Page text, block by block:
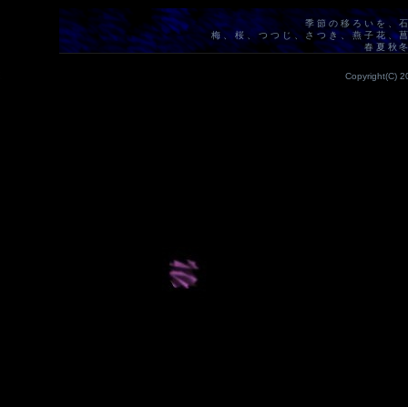
季節の移ろいを、
梅、桜、つつじ、さつき、燕子花、
春夏秋
Copyright(C)